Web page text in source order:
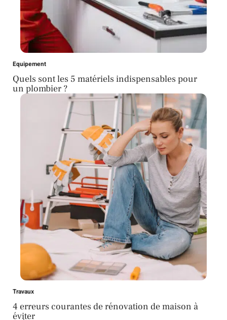
Equipement
Quels sont les 5 matériels indispensables pour
un plombier ?
Travaux
4 erreurs courantes de rénovation de maison à
éviter